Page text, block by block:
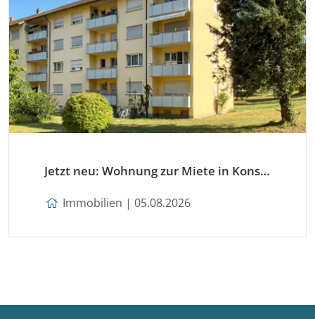
Jetzt neu: Wohnung zur Miete in Konstanz
Immobilien | 05.08.2026